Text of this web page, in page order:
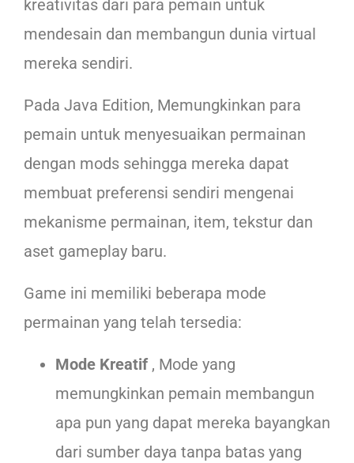
kreativitas dari para pemain untuk
mendesain dan membangun dunia virtual
mereka sendiri.
Pada Java Edition, Memungkinkan para
pemain untuk menyesuaikan permainan
dengan mods sehingga mereka dapat
membuat preferensi sendiri mengenai
mekanisme permainan, item, tekstur dan
aset gameplay baru.
Game ini memiliki beberapa mode
permainan yang telah tersedia:
Mode Kreatif , Mode yang
memungkinkan pemain membangun
apa pun yang dapat mereka bayangkan
dari sumber daya tanpa batas yang